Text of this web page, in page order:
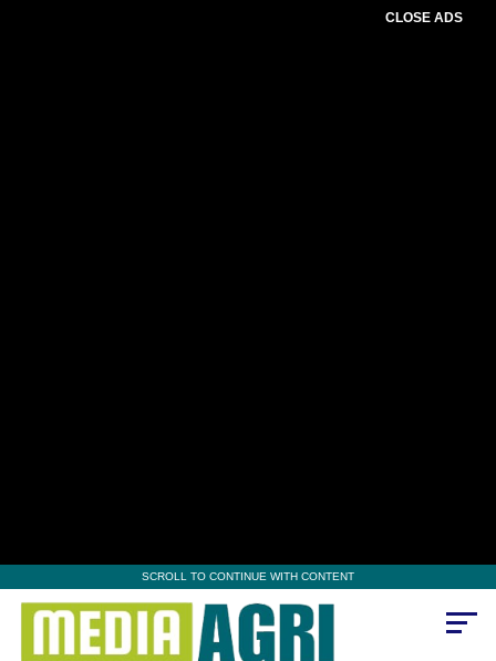
CLOSE ADS
SCROLL TO CONTINUE WITH CONTENT